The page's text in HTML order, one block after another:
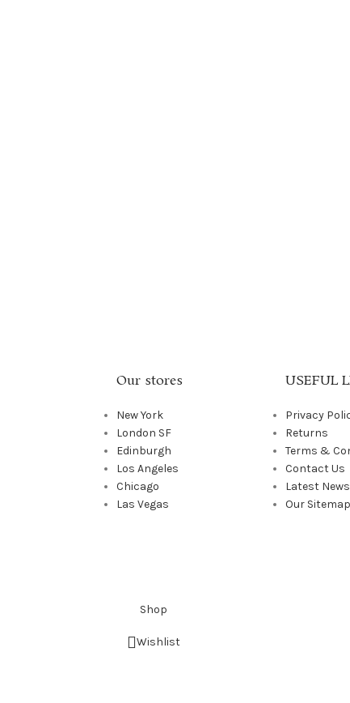
Our stores
New York
London SF
Edinburgh
Los Angeles
Chicago
Las Vegas
USEFUL
Privacy
Returns
Terms &
Contact Us
Latest News
Our Sitemap
Shop
Wishlist